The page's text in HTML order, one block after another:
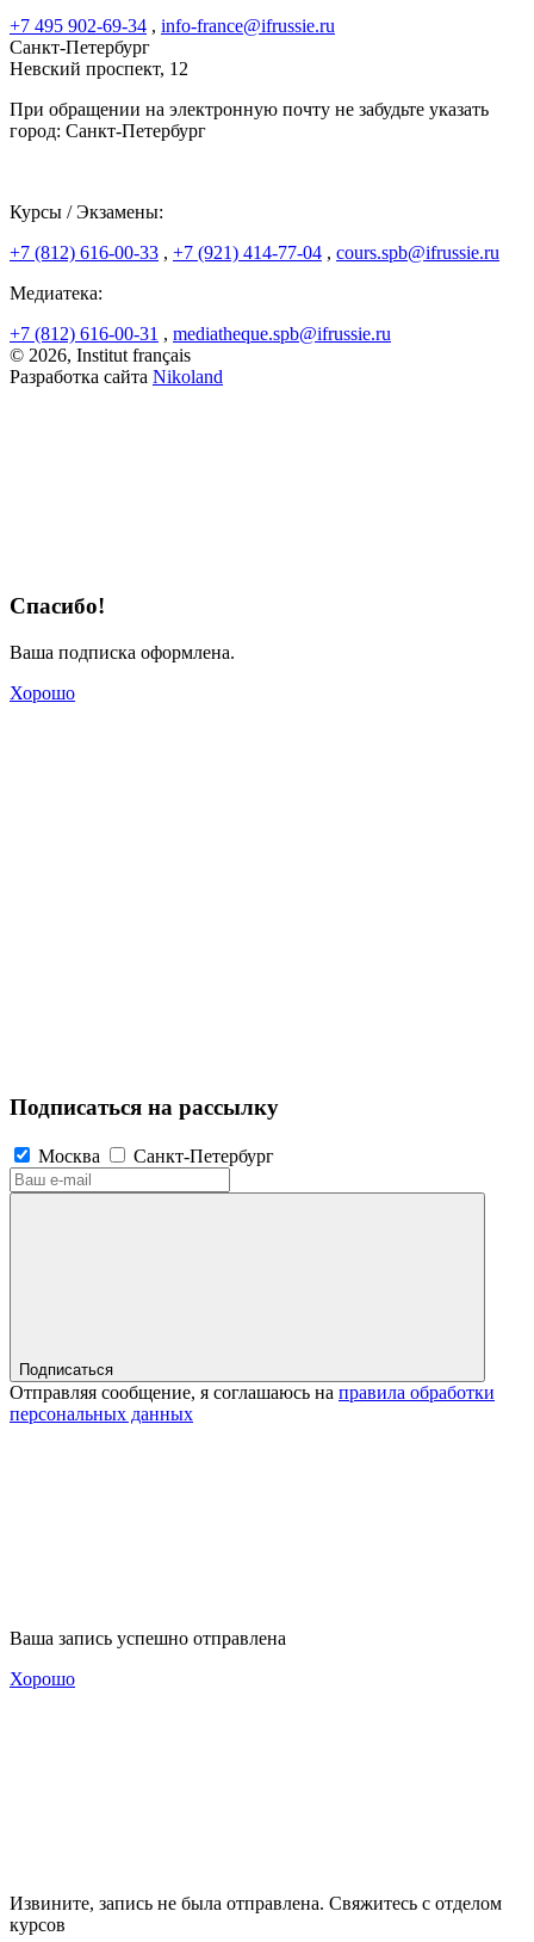
+7 495 902-69-34 , info-france@ifrussie.ru
Санкт-Петербург
Невский проспект, 12
При обращении на электронную почту не забудьте указать
город: Санкт-Петербург
Курсы / Экзамены:
+7 (812) 616-00-33 , +7 (921) 414-77-04 , cours.spb@ifrussie.ru
Медиатека:
+7 (812) 616-00-31 , mediatheque.spb@ifrussie.ru
© 2026, Institut français
Разработка сайта Nikoland
Спасибо!
Ваша подписка оформлена.
Хорошо
Подписаться на рассылку
Москва Санкт-Петербург
Подписаться
Отправляя сообщение, я соглашаюсь на правила обработки
персональных данных
Ваша запись успешно отправлена
Хорошо
Извините, запись не была отправлена. Свяжитесь с отделом
курсов